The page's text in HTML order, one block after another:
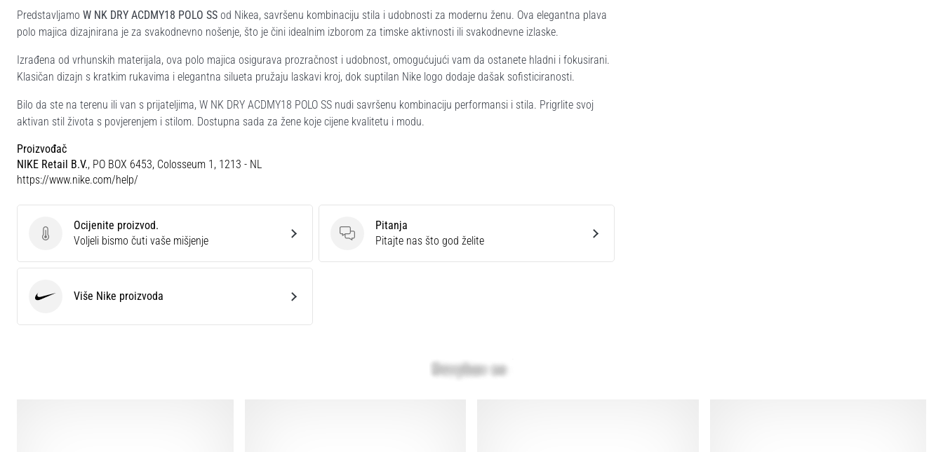
Predstavljamo W NK DRY ACDMY18 POLO SS od Nikea, savršenu kombinaciju stila i udobnosti za modernu ženu. Ova elegantna plava
polo majica dizajnirana je za svakodnevno nošenje, što je čini idealnim izborom za timske aktivnosti ili svakodnevne izlaske.
Izrađena od vrhunskih materijala, ova polo majica osigurava prozračnost i udobnost, omogućujući vam da ostanete hladni i fokusirani.
Klasičan dizajn s kratkim rukavima i elegantna silueta pružaju laskavi kroj, dok suptilan Nike logo dodaje dašak sofisticiranosti.
Bilo da ste na terenu ili van s prijateljima, W NK DRY ACDMY18 POLO SS nudi savršenu kombinaciju performansi i stila. Prigrlite svoj
aktivan stil života s povjerenjem i stilom. Dostupna sada za žene koje cijene kvalitetu i modu.
Proizvođač
NIKE Retail B.V., PO BOX 6453, Colosseum 1, 1213 - NL
https://www.nike.com/help/
Ocijenite proizvod.
Ocijenite proizvod.
Voljeli bismo čuti vaše mišjenje
Pitanja
Pitanja
Pitajte nas što god želite
Više Nike proizvoda